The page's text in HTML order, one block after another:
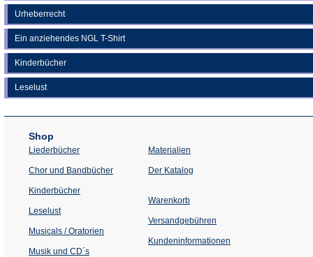
Urheberrecht
Ein anziehendes NGL T-Shirt
Kinderbücher
Leselust
Shop
Liederbücher
Chor und Bandbücher
Kinderbücher
Leselust
Musicals / Oratorien
Musik und CD´s
Materialien
Der Katalog
Warenkorb
Versandgebühren
Kundeninformationen